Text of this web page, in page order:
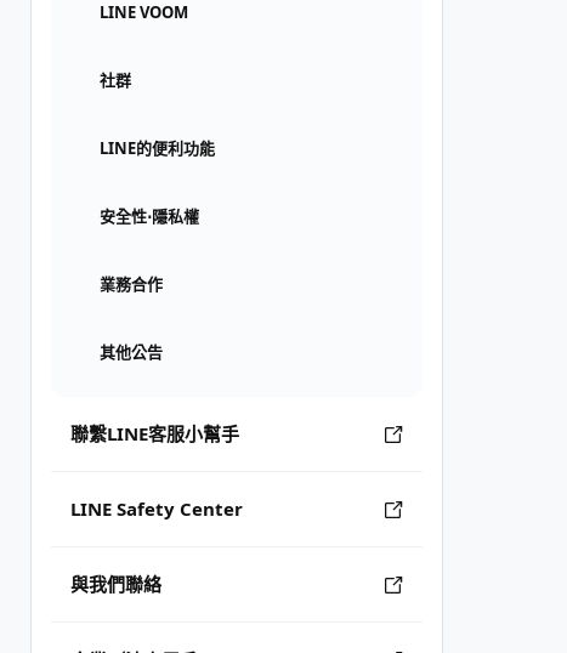
LINE VOOM
社群
LINE的便利功能
安全性⋅隱私權
業務合作
其他公告
聯繫LINE客服小幫手
LINE Safety Center
與我們聯絡